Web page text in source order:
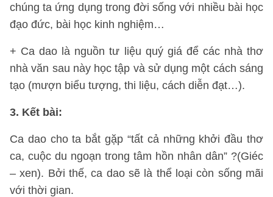
chúng ta ứng dụng trong đời sống với nhiều bài học
đạo đức, bài học kinh nghiệm…
+ Ca dao là nguồn tư liệu quý giá để các nhà thơ
nhà văn sau này học tập và sử dụng một cách sáng
tạo (mượn biểu tượng, thi liệu, cách diễn đạt…).
3. Kết bài:
Ca dao cho ta bắt gặp “tất cả những khởi đầu thơ
ca, cuộc du ngoạn trong tâm hồn nhân dân” ?(Giéc
– xen). Bởi thế, ca dao sẽ là thể loại còn sống mãi
với thời gian.